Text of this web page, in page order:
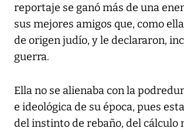
reportaje se ganó más de una
sus mejores amigos que, como
de origen judío, y le declararon,
guerra.
Ella no se alienaba con la
e ideológica de su época, pues
del instinto de rebaño, del cálculo